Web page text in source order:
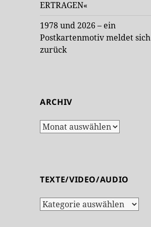
ERTRAGEN«
1978 und 2026 – ein
Postkartenmotiv meldet sich
zurück
ARCHIV
Archiv
TEXTE/VIDEO/AUDIO
Texte/Video/Audio